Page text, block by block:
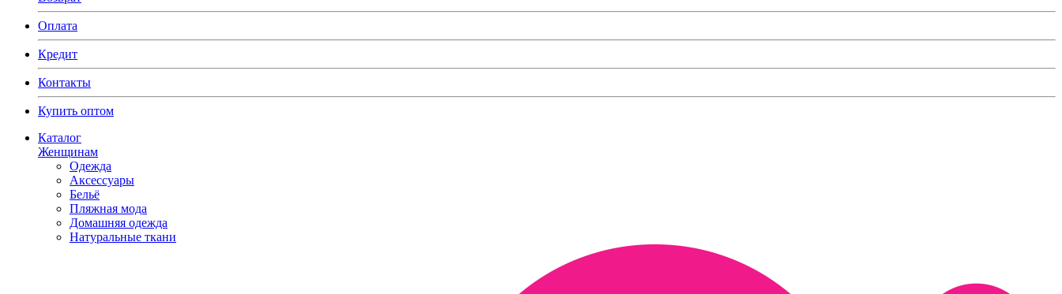
Оплата
Кредит
Контакты
Купить оптом
Каталог
Женщинам
Одежда
Аксессуары
Бельё
Пляжная мода
Домашняя одежда
Натуральные ткани